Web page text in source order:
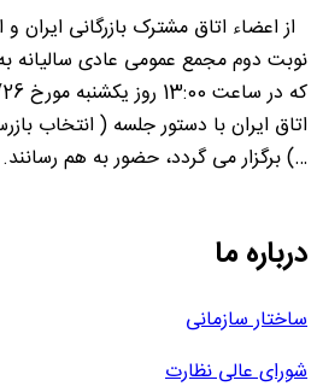
از اعضاء اتاق مشترک بازرگانی ایران
نوبت دوم مجمع عمومی عادی سالیانه
اتاق ایران با دستور جلسه ( انتخاب
…) برگزار می گردد، حضور به هم
درباره ما
ساختار سازمانی
شورای عالی نظارت